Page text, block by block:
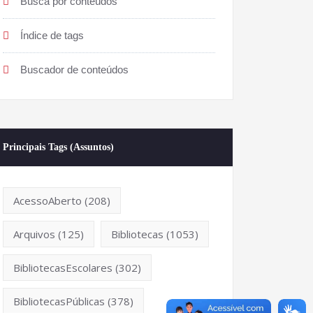
Índice de tags
Buscador de conteúdos
Principais Tags (Assuntos)
AcessoAberto (208)
Arquivos (125) Bibliotecas (1053)
BibliotecasEscolares (302)
BibliotecasPúblicas (378)